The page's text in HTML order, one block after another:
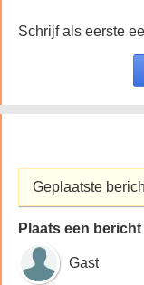
Schrijf als eerste
Geplaatste
Plaats een bericht
Gast